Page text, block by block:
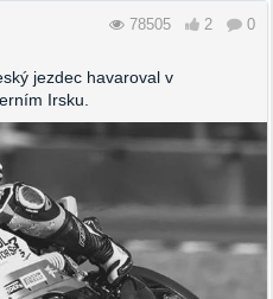
78505 2 0
jezdec havaroval v
Irsku.